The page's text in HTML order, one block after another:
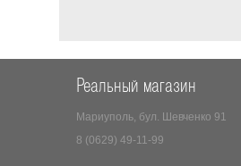
Реальный магазин
Мариуполь, бул. Шевченко 91
8 (0629) 49-11-99